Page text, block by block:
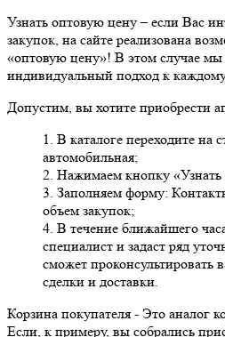
Узнать оптовую цену– если Вас
закупок, на сайте реализована
«оптовую цену»! В этом случае
индивидуальный подход к
Допустим, вы хотите приобрести
1. В каталоге переходите на
автомобильная;
2. Нажимаем кнопку
3. Заполняем форму:
объем закупок;
4. В течение ближайшего
специалист и задаст ряд
сможет проконсультировать
сделки и доставки.
Корзина покупателя - Это аналог
Если, к примеру, вы собрались